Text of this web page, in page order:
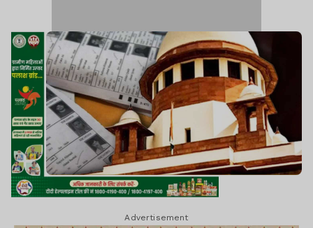
Advertisement